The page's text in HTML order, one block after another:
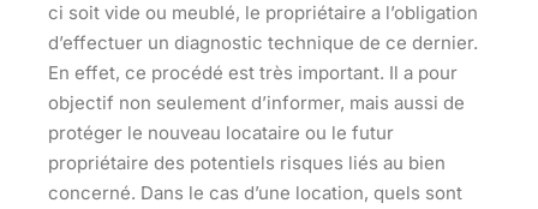
ci soit vide ou meublé, le propriétaire a l’obligation
d’effectuer un diagnostic technique de ce dernier.
En effet, ce procédé est très important. Il a pour
objectif non seulement d’informer, mais aussi de
protéger le nouveau locataire ou le futur
propriétaire des potentiels risques liés au bien
concerné. Dans le cas d’une location, quels sont